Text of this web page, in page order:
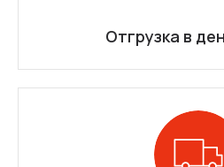
Отгрузка в